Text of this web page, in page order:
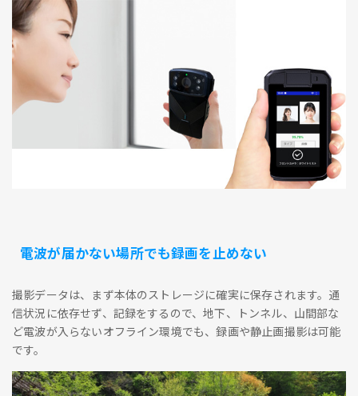
電波が届かない場所でも録画を止めない
撮影データは、まず本体のストレージに確実に保存されます。通
信状況に依存せず、記録をするので、地下、トンネル、山間部な
ど電波が入らないオフライン環境でも、録画や静止画撮影は可能
です。